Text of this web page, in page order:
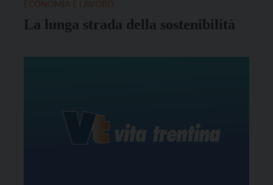
La lunga strada della sostenibilità